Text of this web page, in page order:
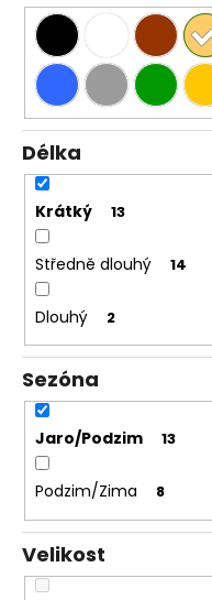
Délka
Krátký 13
Středně dlouhý 14
Dlouhý 2
Sezóna
Jaro/Podzim 13
Podzim/Zima 8
Velikost